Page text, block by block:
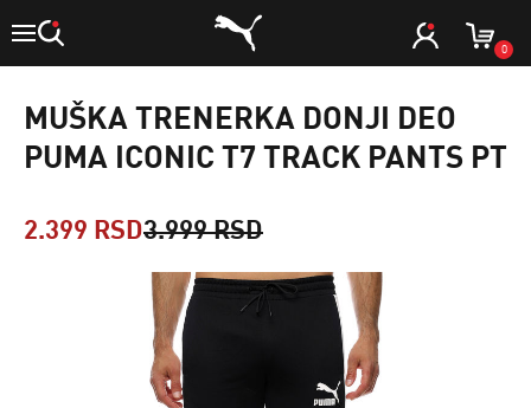
0
MUŠKA TRENERKA DONJI DEO
PUMA ICONIC T7 TRACK PANTS PT
2.399 RSD3.999 RSD